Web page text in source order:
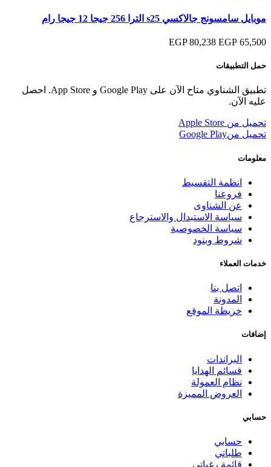
موبايل سامسونج جالاكسي s25 الترا 256 جيجا 12 جيجا رام
65,500 EGP
80,238 EGP
حمل التطبيقات
تطبيق الشناوي متاح الآن على Google Play و App Store. احصل
عليه الآن.
تحميل من Apple Store
تحميل منGoogle Play
معلومات
انظمة التقسيط
فروعنا
عن الشناوى
سياسة الاستبدال والاسترجاع
سياسة الخصوصية
شروط وبنود
خدمات العملاء
اتصل بنا
المدونة
خريطة الموقع
إضافات
البراندات
قسائم الهدايا
نظام العمولة
العروض المميزة
حسابي
حسابي
طلباتي
قائمة رغباتي